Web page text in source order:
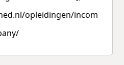
opleidingen/incom